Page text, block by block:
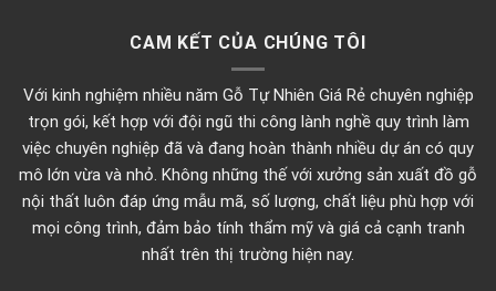
CAM KẾT CỦA CHÚNG TÔI
Với kinh nghiệm nhiều năm Gỗ Tự Nhiên Giá Rẻ chuyên nghiệp
trọn gói, kết hợp với đội ngũ thi công lành nghề quy trình làm
việc chuyên nghiệp đã và đang hoàn thành nhiều dự án có quy
mô lớn vừa và nhỏ. Không những thế với xưởng sản xuất đồ gỗ
nội thất luôn đáp ứng mẫu mã, số lượng, chất liệu phù hợp với
mọi công trình, đảm bảo tính thẩm mỹ và giá cả cạnh tranh
nhất trên thị trường hiện nay.